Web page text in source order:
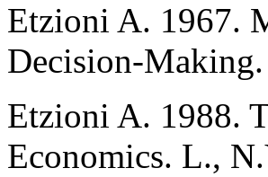
Etzioni A. 1967.
Decision-
Etzioni A. 1988.
Economics. L.,